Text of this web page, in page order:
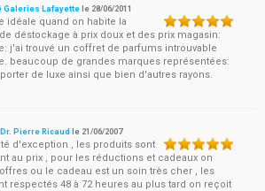
Galeries Lafayette le 28/06/2011
idéale quand on habite la
déstockage à prix doux et des prix magasin:
j'ai trouvé un coffret de parfums introuvable
beaucoup de grandes marques représentées:
de luxe ainsi que bien d'autres rayons.
Pierre Ricaud le 21/06/2007
d'exception , les produits sont
au prix , pour les réductions et cadeaux on
ou le cadeau est un soin très cher , les
respectés 48 à 72 heures au plus tard on reçoit